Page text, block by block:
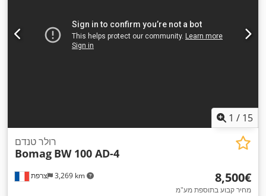
1 / 15
צרפת 3,269 km
רולר טנדם
Bomag BW 100 AD-4
‏8,500 ‏€
מחיר קבוע בתוספת מע"מ